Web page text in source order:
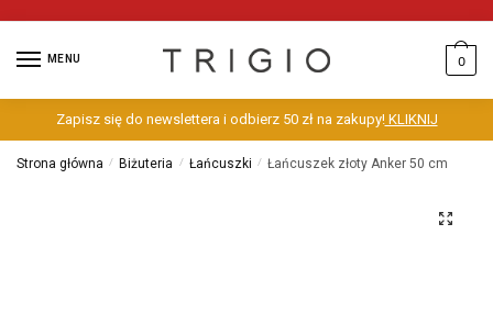
MENU 0
Zapisz się do newslettera i odbierz 50 zł na zakupy!KLIKNIJ
Strona główna / Biżuteria / Łańcuszki / Łańcuszek złoty Anker 50 cm